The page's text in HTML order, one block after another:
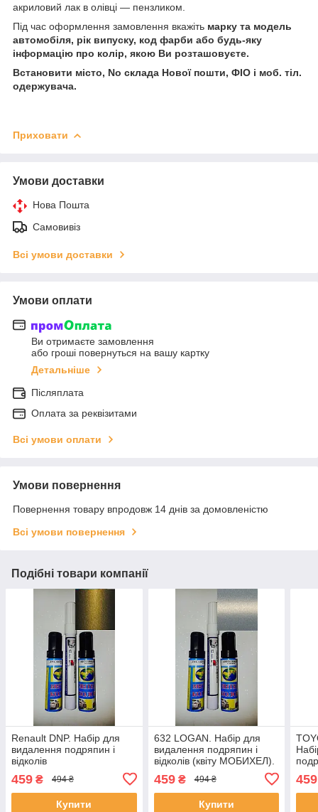
акриловий лак в олівці — пензликом.
Під час оформлення замовлення вкажіть марку та модель
автомобіля, рік випуску, код фарби або будь-яку
інформацію про колір, якою Ви розташовуєте.
Встановити місто, No склада Нової пошти, ФІО і моб. тіл.
одержувача.
Приховати
Умови доставки
Нова Пошта
Самовивіз
Всі умови доставки
Умови оплати
Ви отримаєте замовлення
або гроші повернуться на вашу картку
Детальніше
Післяплата
Оплата за реквізитами
Всі умови оплати
Умови повернення
Повернення товару впродовж 14 днів за домовленістю
Всі умови повернення
Подібні товари компанії
Renault DNP. Набір для
видалення подряпин і
відколів
459 ₴ 494 ₴
Купити
632 LOGAN. Набір для
видалення подряпин і
відколів (квіту МОБИХЕЛ).
459₴ 494 ₴
Купити
459